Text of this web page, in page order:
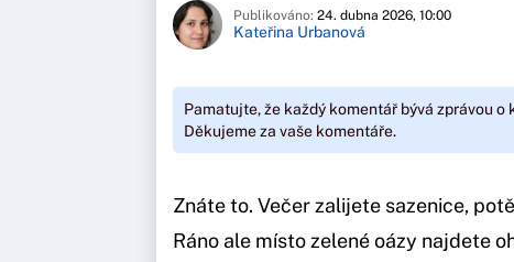
Publikováno: 24. dubna 2026, 10:00
Kateřina Urbanová
Pamatujte, že každý komentář bývá zprávou o
Děkujeme za vaše komentáře.
Znáte to. Večer zalijete sazenice,
Ráno ale místo zelené oázy najdete